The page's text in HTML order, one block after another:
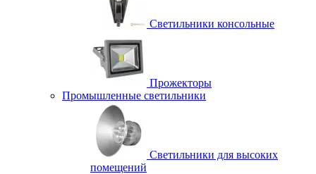
Светильники консольные
Прожекторы
Промышленные светильники
Светильники для высоких
помещений